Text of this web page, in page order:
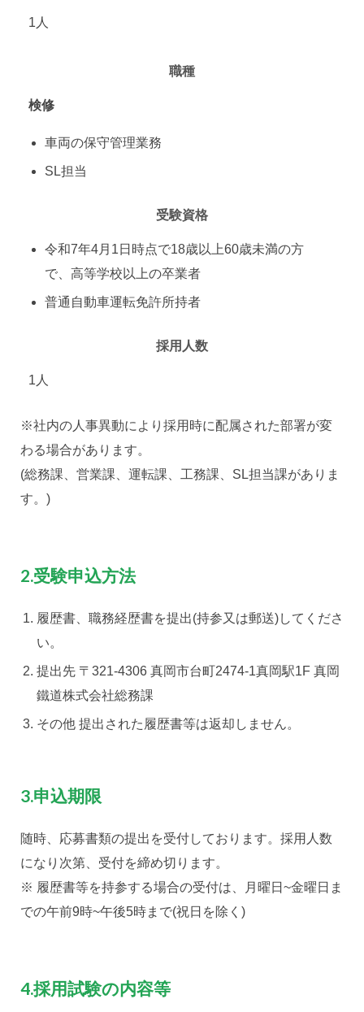
1人
職種
検修
車両の保守管理業務
SL担当
受験資格
令和7年4月1日時点で18歳以上60歳未満の方
で、高等学校以上の卒業者
普通自動車運転免許所持者
採用人数
1人
※社内の人事異動により採用時に配属された部署が変
わる場合があります。
(総務課、営業課、運転課、工務課、SL担当課がありま
す。)
2.受験申込方法
履歴書、職務経歴書を提出(持参又は郵送)してくださ
い。
提出先 〒321-4306 真岡市台町2474-1真岡駅1F 真岡
鐵道株式会社総務課
その他 提出された履歴書等は返却しません。
3.申込期限
随時、応募書類の提出を受付しております。採用人数
になり次第、受付を締め切ります。
※ 履歴書等を持参する場合の受付は、月曜日~金曜日ま
での午前9時~午後5時まで(祝日を除く)
4.採用試験の内容等